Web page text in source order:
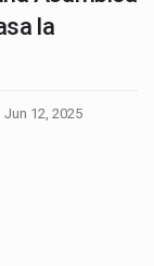
la
Jun 12, 2025